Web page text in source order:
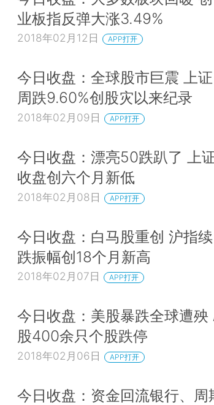
业板指反弹大涨3.49%
2018年02月12日 APP打开
今日收盘：全球股市巨震 上证
周跌9.60%创股灾以来纪录
2018年02月09日 APP打开
今日收盘：漂亮50跌趴了 上
收盘创六个月新低
2018年02月08日 APP打开
今日收盘：白马股重创 沪指续
跌振幅创18个月新高
2018年02月07日 APP打开
今日收盘：美股暴跌全球遭殃
股400余只个股跌停
2018年02月06日 APP打开
今日收盘：资金回流银行、周